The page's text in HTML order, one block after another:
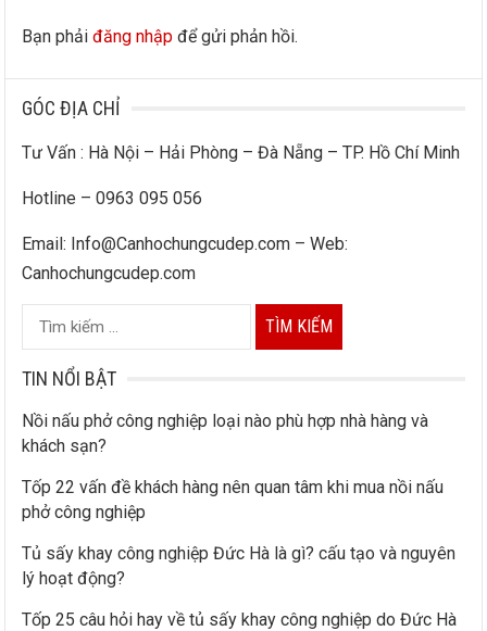
Bạn phảiđăng nhập để gửi phản hồi.
GÓC ĐỊA CHỈ
Tư Vấn : Hà Nội – Hải Phòng – Đà Nẵng – TP. Hồ Chí Minh
Hotline – 0963 095 056
Email: Info@Canhochungcudep.com – Web:
Canhochungcudep.com
ì
m
i
m
c
h
o
:
TIN NỔI BẬT
Nồi nấu phở công nghiệp loại nào phù hợp nhà hàng và
khách sạn?
Tốp 22 vấn đề khách hàng nên quan tâm khi mua nồi nấu
phở công nghiệp
Tủ sấy khay công nghiệp Đức Hà là gì? cấu tạo và nguyên
lý hoạt động?
Tốp 25 câu hỏi hay về tủ sấy khay công nghiệp do Đức Hà